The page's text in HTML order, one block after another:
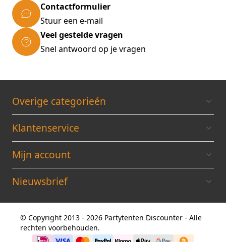
Contactformulier
Stuur een e-mail
Veel gestelde vragen
Snel antwoord op je vragen
Overige categorieén
Klantenservice
Mijn account
Nieuwsbrief
© Copyright 2013 - 2026 Partytenten Discounter - Alle
rechten voorbehouden.